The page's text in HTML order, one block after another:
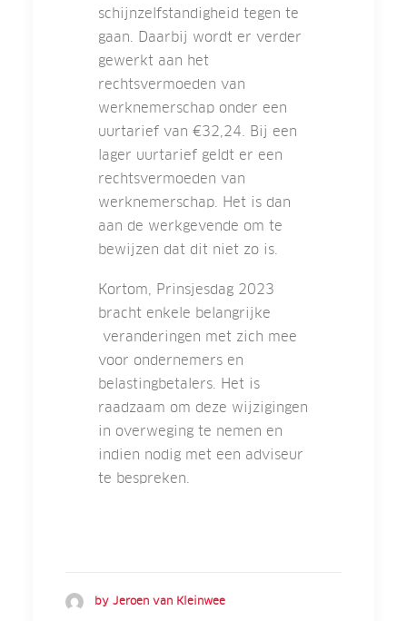
schijnzelfstandigheid tegen te
gaan. Daarbij wordt er verder
gewerkt aan het
rechtsvermoeden van
werknemerschap onder een
uurtarief van €32,24. Bij een
lager uurtarief geldt er een
rechtsvermoeden van
werknemerschap. Het is dan
aan de werkgevende om te
bewijzen dat dit niet zo is.
Kortom, Prinsjesdag 2023
bracht enkele belangrijke
veranderingen met zich mee
voor ondernemers en
belastingbetalers. Het is
raadzaam om deze wijzigingen
in overweging te nemen en
indien nodig met een adviseur
te bespreken.
by Jeroen van Kleinwee